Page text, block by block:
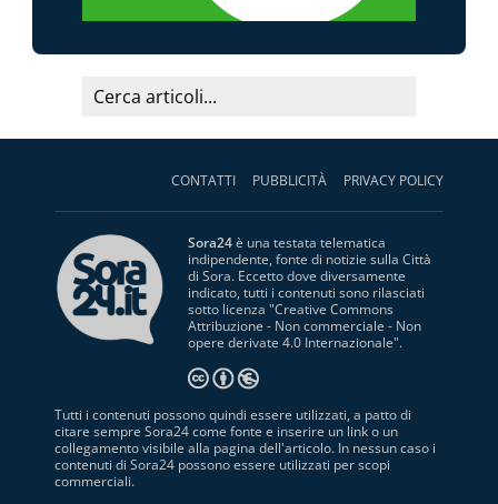
CONTATTI PUBBLICITÀ PRIVACY POLICY
Sora24è una testata telematica
indipendente, fonte di notizie sulla Città
di Sora. Eccetto dove diversamente
indicato, tutti i contenuti sono rilasciati
sotto licenza "Creative Commons
Attribuzione - Non commerciale - Non
opere derivate 4.0 Internazionale".
Tutti i contenuti possono quindi essere utilizzati, a patto di
citare sempre Sora24 come fonte e inserire un link o un
collegamento visibile alla pagina dell'articolo. In nessun caso i
contenuti di Sora24 possono essere utilizzati per scopi
commerciali.